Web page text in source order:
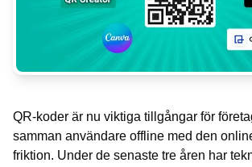
QR-koder är nu viktiga tillgångar för
samman användare offline med den
friktion. Under de senaste tre åren har